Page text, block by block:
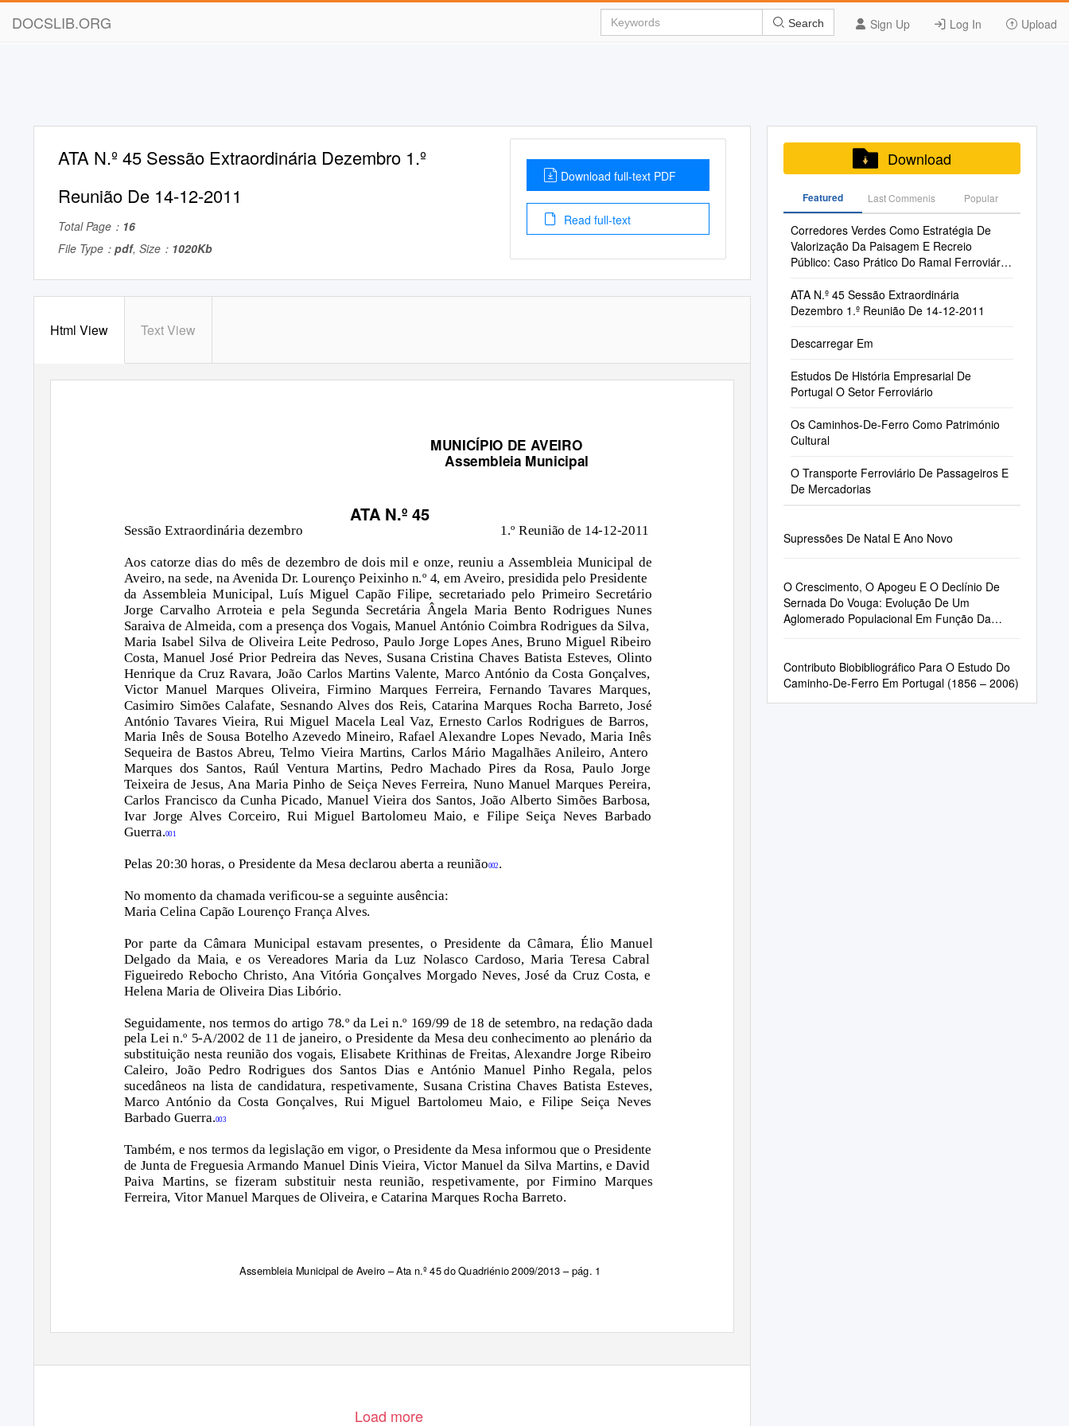
DOCSLIB.ORG Sign Up Log In Upload
Search
ATA N.º 45 Sessão Extraordinária Dezembro 1.º
Reunião De 14-12-2011
Total Page： 16
File Type： pdf, Size： 1020Kb
Download full-text PDF
Read full-text
Html View Text View
MUNICÍPIO DE AVEIRO
Assembleia Municipal
ATA N.º 45
Sessão Extraordinária dezembro 1.º Reunião de 14-12-2011
Aos catorze dias do mês de dezembro de dois mil e onze, reuniu a Assembleia Municipal de
Aveiro, na sede, na Avenida Dr. Lourenço Peixinho n.º 4, em Aveiro, presidida pelo Presidente
da Assembleia Municipal, Luís Miguel Capão Filipe, secretariado pelo Primeiro Secretário
Jorge Carvalho Arroteia e pela Segunda Secretária Ângela Maria Bento Rodrigues Nunes
Saraiva de Almeida, com a presença dos Vogais, Manuel António Coimbra Rodrigues da Silva,
Maria Isabel Silva de Oliveira Leite Pedroso, Paulo Jorge Lopes Anes, Bruno Miguel Ribeiro
Costa, Manuel José Prior Pedreira das Neves, Susana Cristina Chaves Batista Esteves, Olinto
Henrique da Cruz Ravara, João Carlos Martins Valente, Marco António da Costa Gonçalves,
Victor Manuel Marques Oliveira, Firmino Marques Ferreira, Fernando Tavares Marques,
Casimiro Simões Calafate, Sesnando Alves dos Reis, Catarina Marques Rocha Barreto, José
António Tavares Vieira, Rui Miguel Macela Leal Vaz, Ernesto Carlos Rodrigues de Barros,
Maria Inês de Sousa Botelho Azevedo Mineiro, Rafael Alexandre Lopes Nevado, Maria Inês
Sequeira de Bastos Abreu, Telmo Vieira Martins, Carlos Mário Magalhães Anileiro, Antero
Marques dos Santos, Raúl Ventura Martins, Pedro Machado Pires da Rosa, Paulo Jorge
Teixeira de Jesus, Ana Maria Pinho de Seiça Neves Ferreira, Nuno Manuel Marques Pereira,
Carlos Francisco da Cunha Picado, Manuel Vieira dos Santos, João Alberto Simões Barbosa,
Ivar Jorge Alves Corceiro, Rui Miguel Bartolomeu Maio, e Filipe Seiça Neves Barbado
Guerra.001
Pelas 20:30 horas, o Presidente da Mesa declarou aberta a reunião002 .
No momento da chamada verificou-se a seguinte ausência:
Maria Celina Capão Lourenço França Alves.
Por parte da Câmara Municipal estavam presentes, o Presidente da Câmara, Élio Manuel
Delgado da Maia, e os Vereadores Maria da Luz Nolasco Cardoso, Maria Teresa Cabral
Figueiredo Rebocho Christo, Ana Vitória Gonçalves Morgado Neves, José da Cruz Costa, e
Helena Maria de Oliveira Dias Libório.
Seguidamente, nos termos do artigo 78.º da Lei n.º 169/99 de 18 de setembro, na redação dada
pela Lei n.º 5-A/2002 de 11 de janeiro, o Presidente da Mesa deu conhecimento ao plenário da
substituição nesta reunião dos vogais, Elisabete Krithinas de Freitas, Alexandre Jorge Ribeiro
Caleiro, João Pedro Rodrigues dos Santos Dias e António Manuel Pinho Regala, pelos
sucedâneos na lista de candidatura, respetivamente, Susana Cristina Chaves Batista Esteves,
Marco António da Costa Gonçalves, Rui Miguel Bartolomeu Maio, e Filipe Seiça Neves
Barbado Guerra.003
Também, e nos termos da legislação em vigor, o Presidente da Mesa informou que o Presidente
de Junta de Freguesia Armando Manuel Dinis Vieira, Victor Manuel da Silva Martins, e David
Paiva Martins, se fizeram substituir nesta reunião, respetivamente, por Firmino Marques
Ferreira, Vitor Manuel Marques de Oliveira, e Catarina Marques Rocha Barreto.
Assembleia Municipal de Aveiro – Ata n.º 45 do Quadriénio 2009/2013 – pág. 1
Load more
Download
Featured Last Commenis Popular
Corredores Verdes Como Estratégia De
Valorização Da Paisagem E Recreio
Público: Caso Prático Do Ramal Ferroviário
ATA N.º 45 Sessão Extraordinária
Dezembro 1.º Reunião De 14-12-2011
Descarregar Em
Estudos De História Empresarial De
Portugal O Setor Ferroviário
Os Caminhos-De-Ferro Como Património
Cultural
O Transporte Ferroviário De Passageiros E
De Mercadorias
Supressões De Natal E Ano Novo
O Crescimento, O Apogeu E O Declínio De
Sernada Do Vouga: Evolução De Um
Aglomerado Populacional Em Função Da
Contributo Biobibliográfico Para O Estudo Do
Caminho-De-Ferro Em Portugal (1856 – 2006)